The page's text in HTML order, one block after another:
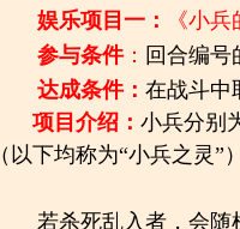
娱乐项目一：
《小
参与条件： 回合编号
达成条件： 在战斗中
项目介绍： 小兵分别
（以下均称为“小兵之灵
若杀死乱入者，会随